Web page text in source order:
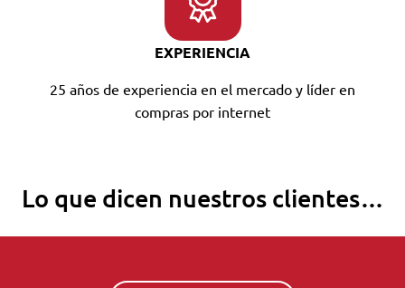
EXPERIENCIA
25 años de experiencia en el mercado y líder en
compras por internet
Lo que dicen nuestros clientes…